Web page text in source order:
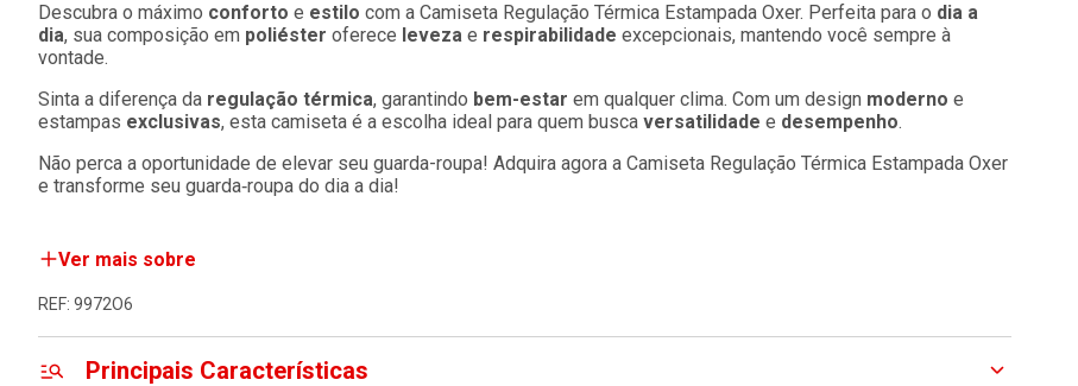
Descubra o máximo conforto e estilo com a Camiseta Regulação Térmica Estampada Oxer. Perfeita para o dia a
dia, sua composição em poliéster oferece leveza e respirabilidade excepcionais, mantendo você sempre à
vontade.
Sinta a diferença da regulação térmica, garantindo bem-estar em qualquer clima. Com um design moderno e
estampas exclusivas, esta camiseta é a escolha ideal para quem busca versatilidade e desempenho.
Não perca a oportunidade de elevar seu guarda-roupa! Adquira agora a Camiseta Regulação Térmica Estampada Oxer
e transforme seu guarda‑roupa do dia a dia!
Ver mais sobre
REF: 9972O6
Principais Características